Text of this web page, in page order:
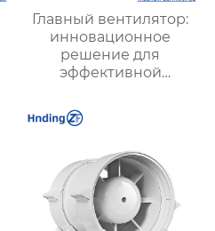
Главный вентилятор:
инновационное
решение для
эффективной
оптимизации работы